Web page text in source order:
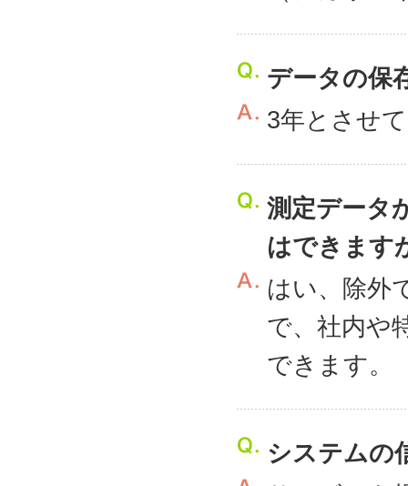
データの保
3年とさせ
測定データ
はできます
はい、除外
で、社内や
できます。
システムの